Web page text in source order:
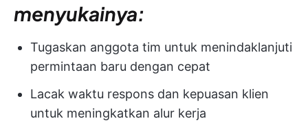
menyukainya:
Tugaskan anggota tim untuk menindaklanjuti
permintaan baru dengan cepat
Lacak waktu respons dan kepuasan klien
untuk meningkatkan alur kerja